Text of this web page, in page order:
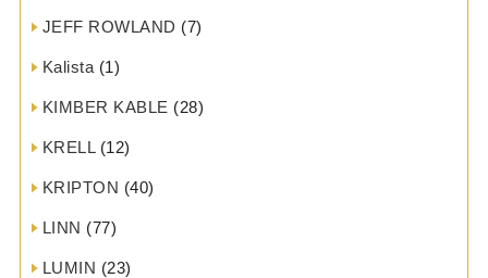
JEFF ROWLAND (7)
Kalista (1)
KIMBER KABLE (28)
KRELL(12)
KRIPTON (40)
LINN (77)
LUMIN (23)